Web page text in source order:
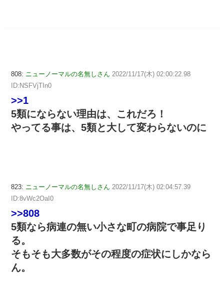
808: ニューノーマルの名無しさん 2022/11/17(木) 02:00:22.98
ID:NSFVjTIn0
>>1
5類にならない理由は、これだろ！
やってる事は、5類と大して変わらないのに
823: ニューノーマルの名無しさん 2022/11/17(木) 02:04:57.39
ID:8vWc2OaI0
>>808
5類なら病連の無い小さな町の病院で事足り
る。
そもそも大多数がその程度の症状にしかなら
ん。